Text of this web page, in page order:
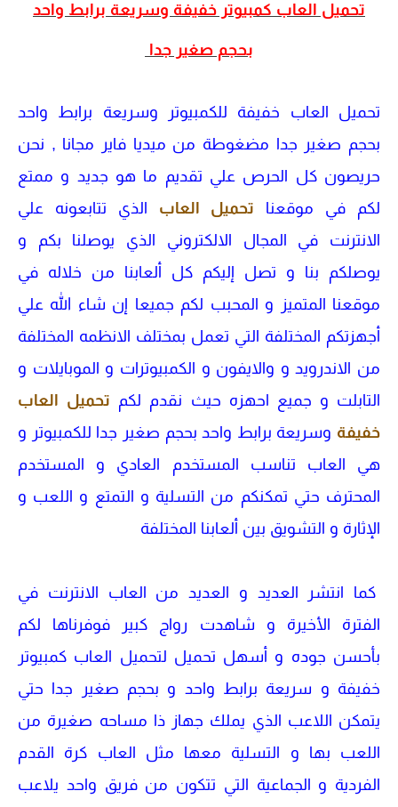
تحميل العاب كمبيوتر خفيفة وسريعة برابط واحد
بحجم صغير جدا
تحميل العاب خفيفة للكمبيوتر وسريعة برابط واحد
بحجم صغير جدا مضغوطة من ميديا فاير مجانا , نحن
حريصون كل الحرص علي تقديم ما هو جديد و ممتع
لكم في موقعنا تحميل العاب الذي تتابعونه علي
الانترنت في المجال الالكتروني الذي يوصلنا بكم و
يوصلكم بنا و تصل إليكم كل ألعابنا من خلاله في
موقعنا المتميز و المحبب لكم جميعا إن شاء الله علي
أجهزتكم المختلفة التي تعمل بمختلف الانظمه المختلفة
من الاندرويد و والايفون و الكمبيوترات و الموبايلات و
التابلت و جميع احهزه حيث نقدم لكم تحميل العاب
خفيفة وسريعة برابط واحد بحجم صغير جدا للكمبيوتر و
هي العاب تناسب المستخدم العادي و المستخدم
المحترف حتي تمكنكم من التسلية و التمتع و اللعب و
الإثارة و التشويق بين ألعابنا المختلفة
كما انتشر العديد و العديد من العاب الانترنت في
الفترة الأخيرة و شاهدت رواج كبير فوفرناها لكم
بأحسن جوده و أسهل تحميل لتحميل العاب كمبيوتر
خفيفة و سريعة برابط واحد و بحجم صغير جدا حتي
يتمكن اللاعب الذي يملك جهاز ذا مساحه صغيرة من
اللعب بها و التسلية معها مثل العاب كرة القدم
الفردية و الجماعية التي تتكون من فريق واحد يلاعب